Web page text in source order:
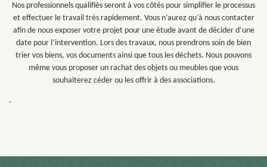
Nos professionnels qualifiés seront à vos côtés pour simplifier le processus
et effectuer le travail très rapidement. Vous n’aurez qu’à nous contacter
afin de nous exposer votre projet pour une étude avant de décider d’une
date pour l’intervention. Lors des travaux, nous prendrons soin de bien
trier vos biens, vos documents ainsi que tous les déchets. Nous pouvons
même vous proposer un rachat des objets ou meubles que vous
souhaiterez céder ou les offrir à des associations.
-